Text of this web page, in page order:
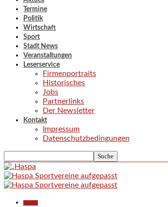
Termine
Politik
Wirtschaft
Sport
Stadt News
Veranstaltungen
Leserservice
Firmenportraits
Historisches
Jobs
Partnerlinks
Der Newsletter
Kontakt
Impressum
Datenschutzbedingungen